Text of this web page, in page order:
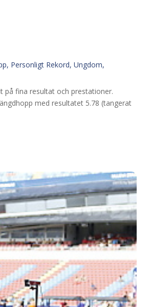
, Personligt Rekord,Ungdom,
på fina resultat och prestationer.
med resultatet 5.78 (tangerat